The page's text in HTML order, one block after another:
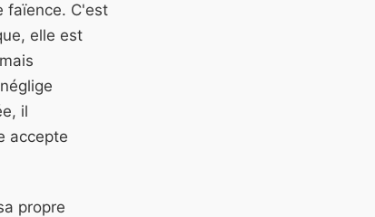
faïence. C'est
elle est
il
accepte
propre